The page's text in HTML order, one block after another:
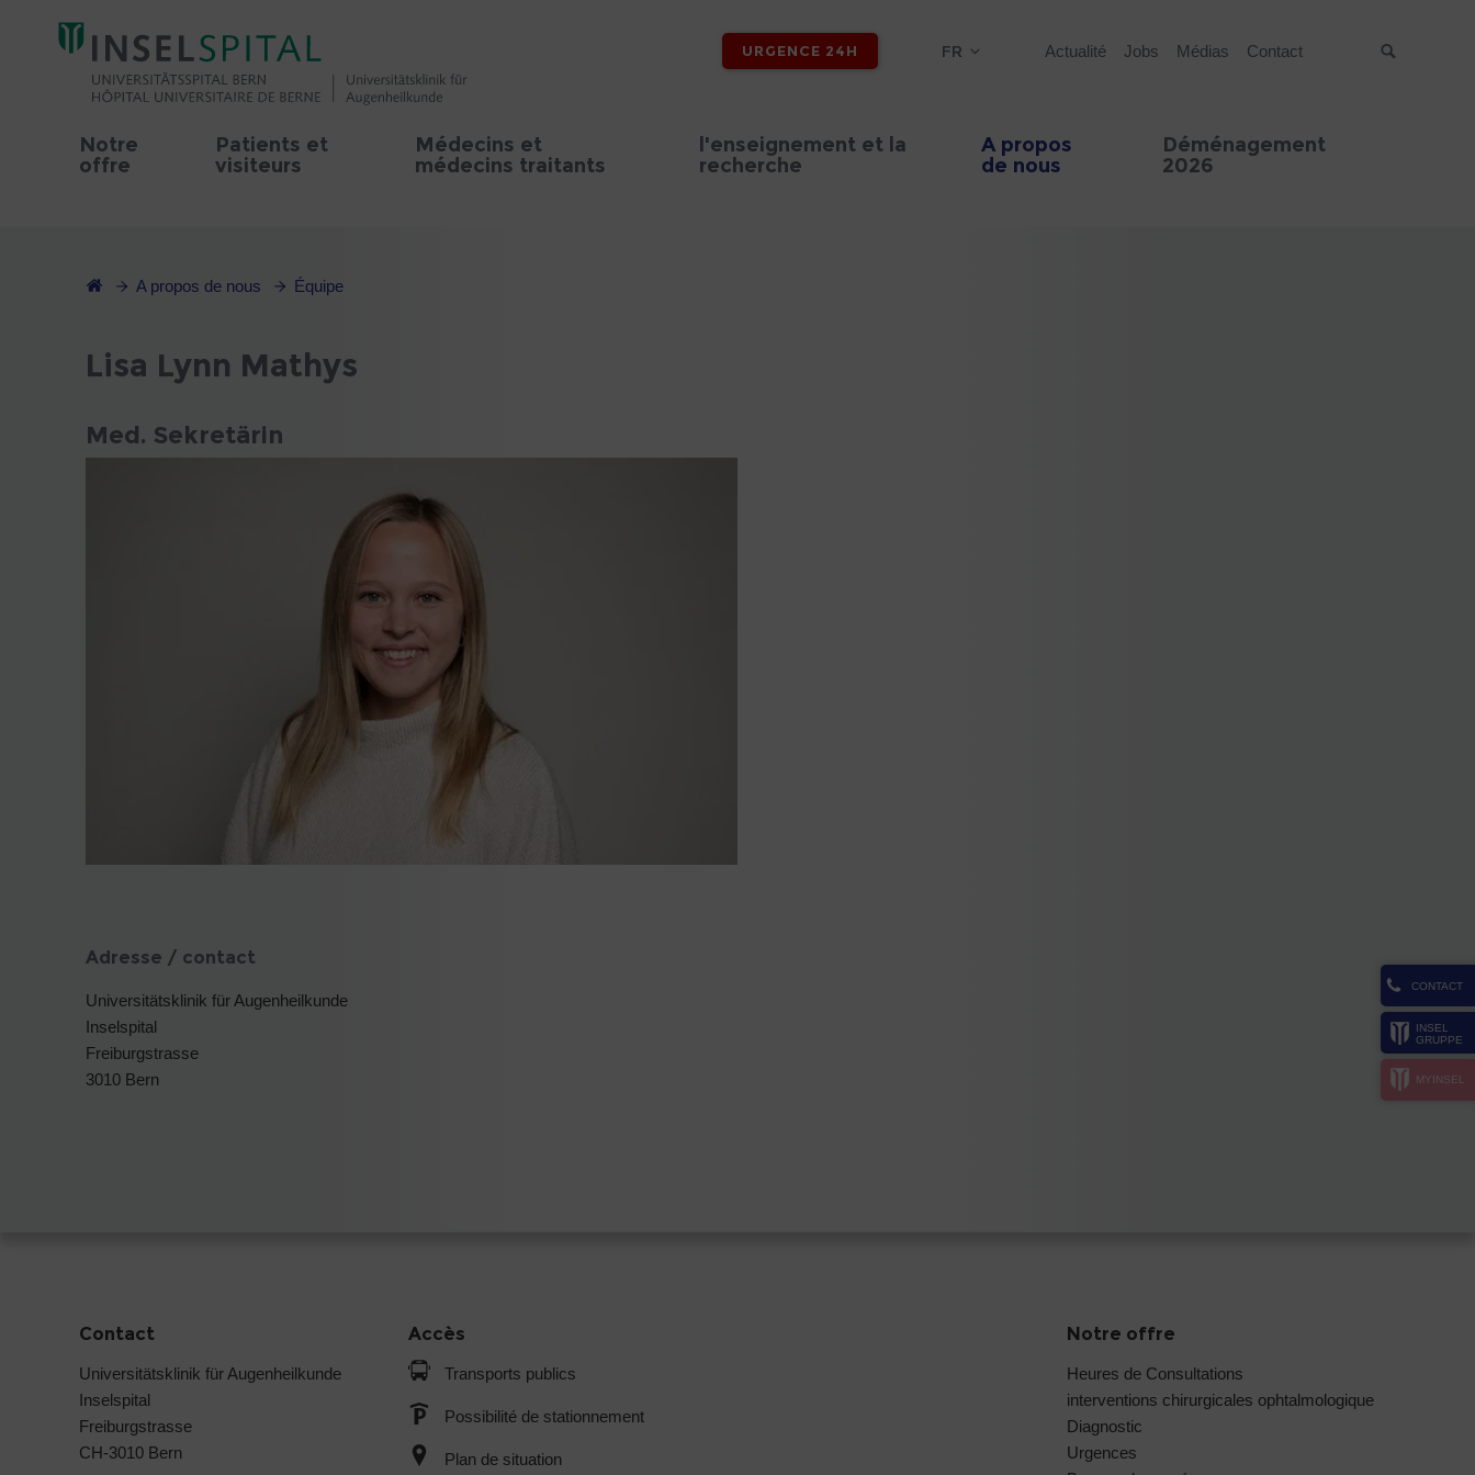
URGENCE 24H FR Actualité Jobs Médias Contact
Notre
offre
Patients et
visiteurs
Médecins et
médecins traitants
l'enseignement et la
recherche
A propos
de nous
Déménagement
2026
CONTACT
INSEL
GRUPPE
MYINSEL
A propos de nous Équipe
Lisa Lynn Mathys
Med. Sekretärin
Adresse / contact
Universitätsklinik für Augenheilkunde
Inselspital
Freiburgstrasse
3010 Bern
Contact
Universitätsklinik für Augenheilkunde
Inselspital
Freiburgstrasse
CH-3010 Bern
Accès
Transports publics
Possibilité de stationnement
Plan de situation
Notre offre
Heures de Consultations
interventions chirurgicales ophtalmologique
Diagnostic
Urgences